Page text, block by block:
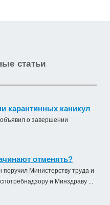
статьи
карантинных каникул
о завершении
отменять?
Министерству труда и
и Минздраву ...